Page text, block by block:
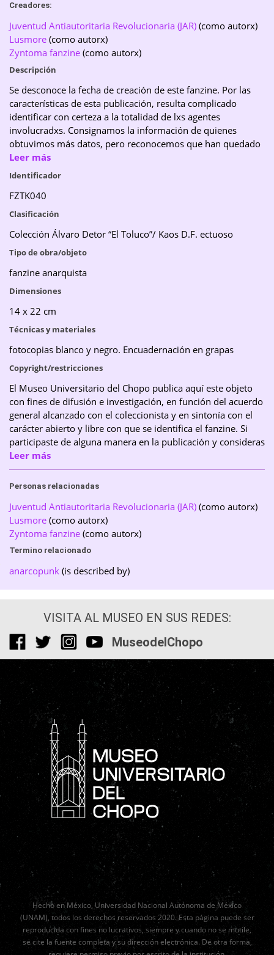
Creadores:
Juventud Antiautoritaria Revolucionaria (JAR) (como autorx)
Lusmore (como autorx)
Zyntoma fanzine (como autorx)
Descripción
Se desconoce la fecha de creación de este fanzine. Por las
características de esta publicación, resulta complicado
identificar con certeza a la totalidad de lxs agentes
involucradxs. Consignamos la información de quienes
obtuvimos más datos, pero reconocemos que han quedado
sin mencionar muchas personas. Si participaste en esta
publicación y consideras que no recibes el crédito adecuado,
Leer más
Identificador
FZTK040
Clasificación
Colección Álvaro Detor “El Toluco”/ Kaos D.F. ectuoso
Tipo de obra/objeto
fanzine anarquista
Dimensiones
14 x 22 cm
Técnicas y materiales
fotocopias blanco y negro. Encuadernación en grapas
Copyright/restricciones
El Museo Universitario del Chopo publica aquí este objeto
con fines de difusión e investigación, en función del acuerdo
general alcanzado con el coleccionista y en sintonía con el
carácter abierto y libre con que se identifica el fanzine. Si
participaste de alguna manera en la publicación y consideras
que no recibes el reconocimiento adecuado o estás en
desacuerdo con que tu publicación aparezca aquí,
escríbenos.
Leer más
Personas relacionadas
Juventud Antiautoritaria Revolucionaria (JAR) (como autorx)
Lusmore (como autorx)
Zyntoma fanzine (como autorx)
Termino relacionado
anarcopunk (is described by)
VISITA AL MUSEO EN SUS REDES:
MuseodelChopo
Hecho en México, Universidad Nacional Autónoma de México
(UNAM), todos los derechos reservados 2020. Esta página puede ser
reproducida con fines no lucrativos, siempre y cuando no se mutile,
se cite la fuente completa y su dirección electrónica. De otra forma,